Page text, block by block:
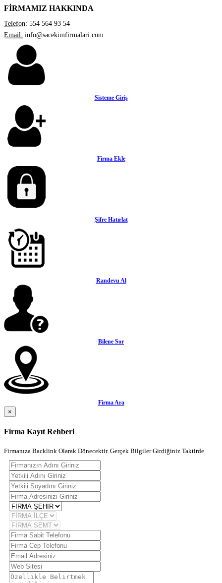
FİRMAMIZ HAKKINDA
Telefon: 554 564 93 54
Email: info@sacekimfirmalari.com
Sisteme Giriş
Firma Ekle
Şifre Hatırlat
Randevu Al
Bilene Sor
Firma Ara
×
Firma Kayıt Rehberi
Firmanıza Backlink Olarak Dönecektir. Gerçek Bilgiler Girdiğiniz Taktirde